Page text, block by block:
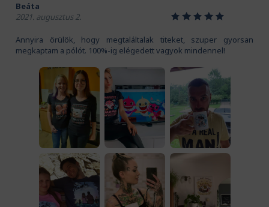
Beáta
2021. augusztus 2.
12345
Annyira örülök, hogy megtaláltalak titeket, szuper gyorsan
megkaptam a pólót. 100%-ig elégedett vagyok mindennel!